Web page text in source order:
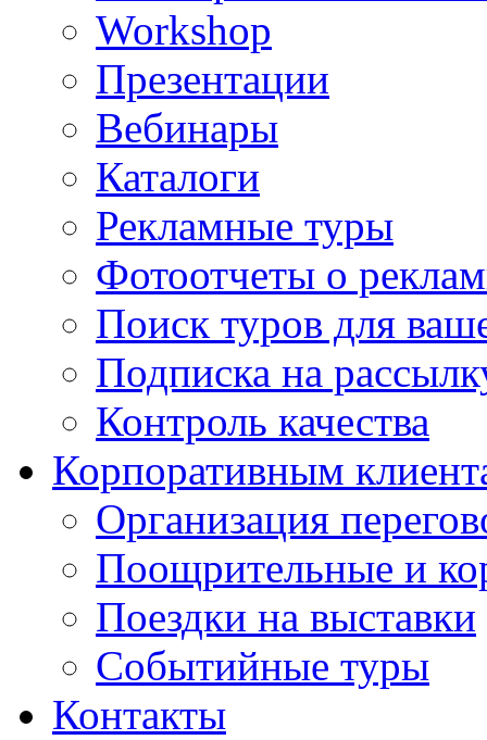
Workshop
Презентации
Вебинары
Каталоги
Рекламные туры
Фотоотчеты о
Поиск туров для
Подписка на
Контроль качества
Корпоративным
Организация
Поощрительные и
Поездки на выставки
Событийные туры
Контакты